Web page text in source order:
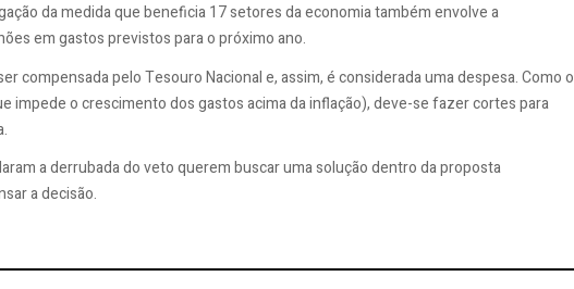
da medida que beneficia 17 setores da economia também envolve a
em gastos previstos para o próximo ano.
compensada pelo Tesouro Nacional e, assim, é considerada uma despesa. Como o
impede o crescimento dos gastos acima da inflação), deve-se fazer cortes para
a derrubada do veto querem buscar uma solução dentro da proposta
a decisão.